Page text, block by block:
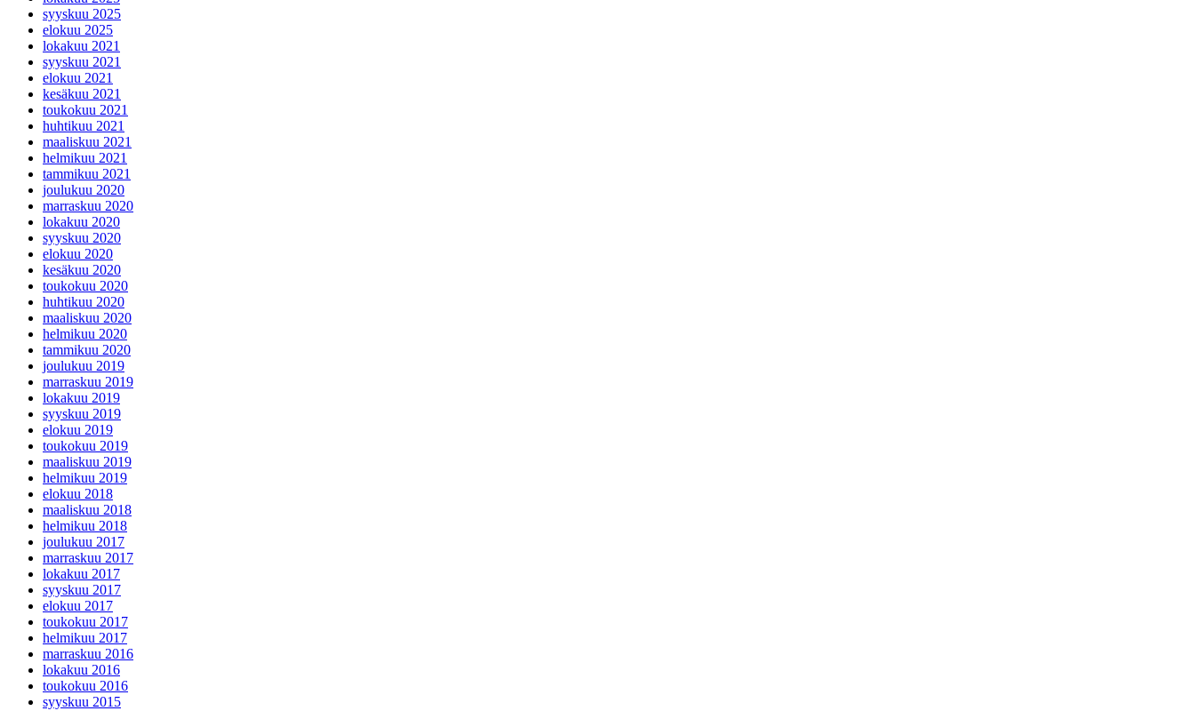
syyskuu 2025
elokuu 2025
lokakuu 2021
syyskuu 2021
elokuu 2021
kesäkuu 2021
toukokuu 2021
huhtikuu 2021
maaliskuu 2021
helmikuu 2021
tammikuu 2021
joulukuu 2020
marraskuu 2020
lokakuu 2020
syyskuu 2020
elokuu 2020
kesäkuu 2020
toukokuu 2020
huhtikuu 2020
maaliskuu 2020
helmikuu 2020
tammikuu 2020
joulukuu 2019
marraskuu 2019
lokakuu 2019
syyskuu 2019
elokuu 2019
toukokuu 2019
maaliskuu 2019
helmikuu 2019
elokuu 2018
maaliskuu 2018
helmikuu 2018
joulukuu 2017
marraskuu 2017
lokakuu 2017
syyskuu 2017
elokuu 2017
toukokuu 2017
helmikuu 2017
marraskuu 2016
lokakuu 2016
toukokuu 2016
syyskuu 2015